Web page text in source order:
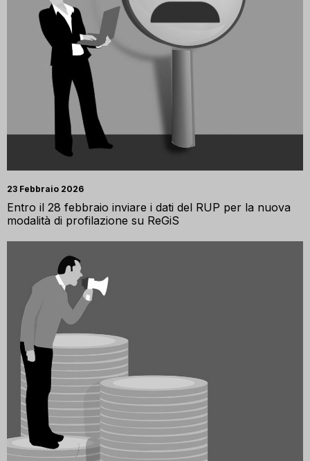
23 Febbraio 2026
Entro il 28 febbraio inviare i dati del RUP per la nuova
modalità di profilazione su ReGiS